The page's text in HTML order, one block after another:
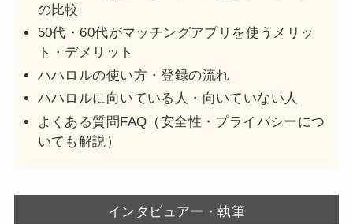
の比較
50代・60代がマッチングアプリを使うメリッ
ト・デメリット
ハハロルの使い方・登録の流れ
ハハロルに向いている人・向いていない人
よくある質問FAQ（安全性・プライバシーにつ
いても解説）
インタビュアー・執筆